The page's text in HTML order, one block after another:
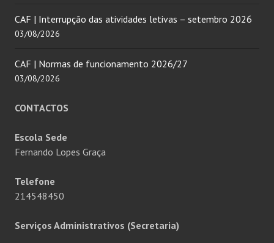
CAF | Interrupção das atividades letivas – setembro 2026
03/08/2026
CAF | Normas de funcionamento 2026/27
03/08/2026
CONTACTOS
Escola Sede
Fernando Lopes Graça
Telefone
214548450
Serviços Administrativos (Secretaria)